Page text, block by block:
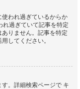
われ過ぎているからか
れ過ぎていて記事を特定
りません。記事を特定
してください。
。詳細検索ページで キ